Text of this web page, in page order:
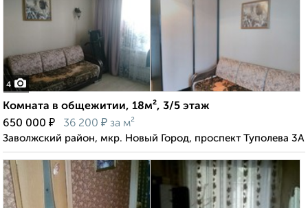
4
Комната в общежитии, 18м², 3/5 этаж
650 000 ₽ 36 200 ₽ за м²
Заволжский район, мкр. Новый Город, проспект Туполева 3А